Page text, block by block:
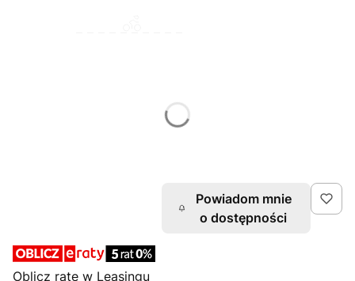
Powiadom mnie
o dostępności
Oblicz ratę w Leasingu